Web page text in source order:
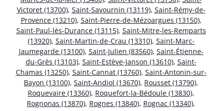
Victoret (13700), Saint-Savournin (13119), Saint-Rémy-de-
Provence (13210), Saint-Pierre-de-Mézoargues (13150),
Saint-Paul-lès-Durance (13115), Saint-Mitre-les-Remparts
(13920), Saint-Martin-de-Crau (13310), Saint-Marc-
Jaumegarde (13100), Saint-Julien (83560), Saint-Étienne-
du-Grès (13103), Saint-Estève-Janson (13610), Saint-
Chamas (13250), Saint-Cannat (13760), Saint-Antonin-sur-
Bayon (13100), Saint-Andiol (13670), Rousset (13790),
Roquevaire (13360), Roquefort-la-Bédoule (13830),
Rognonas (13870), Rognes (13840), Rognac (13340),